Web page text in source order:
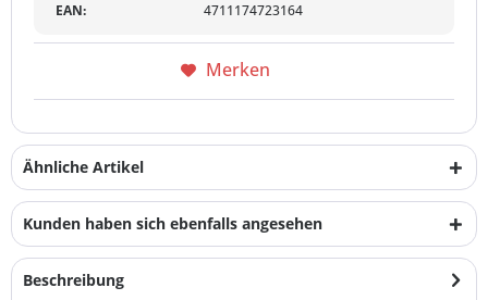
EAN:
4711174723164
Merken
Ähnliche Artikel
Kunden haben sich ebenfalls angesehen
Beschreibung